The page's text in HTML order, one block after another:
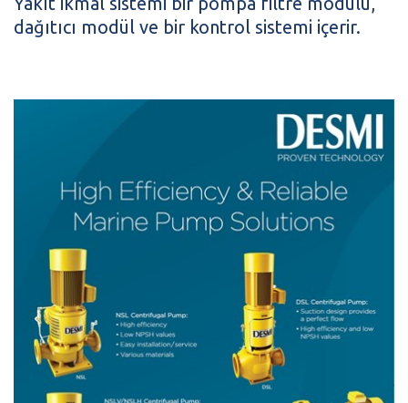
dağıtıcı modül ve bir kontrol sistemi içerir.